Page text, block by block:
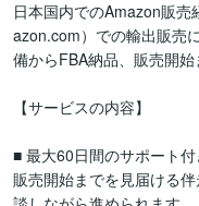
日本国内でのAmazon販
azon.com）での輸出販売
備からFBA納品、販売開始
【サービスの内容】
■ 最大60日間のサポート付
販売開始までを見届ける